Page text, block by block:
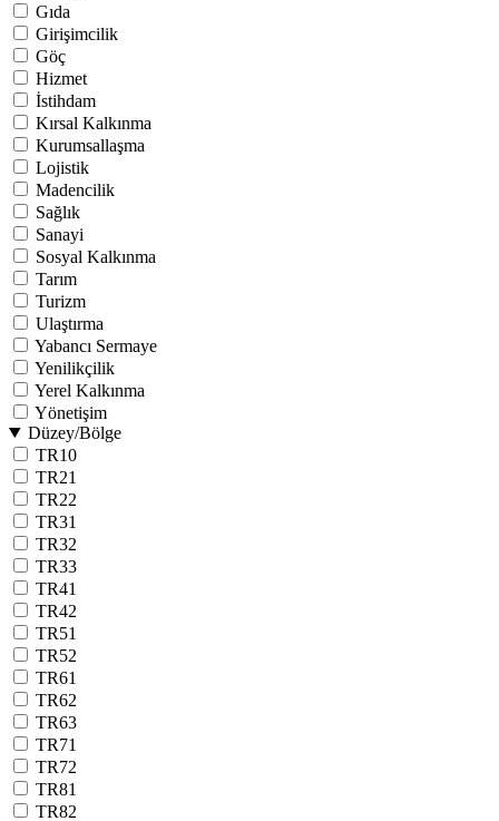
Gıda
Girişimcilik
Göç
Hizmet
İstihdam
Kırsal Kalkınma
Kurumsallaşma
Lojistik
Madencilik
Sağlık
Sanayi
Sosyal Kalkınma
Tarım
Turizm
Ulaştırma
Yabancı Sermaye
Yenilikçilik
Yerel Kalkınma
Yönetişim
Düzey/Bölge
TR10
TR21
TR22
TR31
TR32
TR33
TR41
TR42
TR51
TR52
TR61
TR62
TR63
TR71
TR72
TR81
TR82